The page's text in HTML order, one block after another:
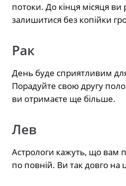
потоки. До кінця місяця ви
залишитися без копійки
Рак
День буде сприятливим
Порадуйте свою другу
ви отримаєте ще більше.
Лев
Астрологи кажуть, що вам
по повній. Ви так довго на